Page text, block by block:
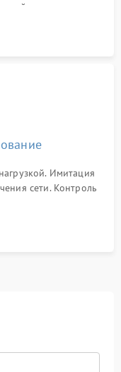
порогов
старения АКБ.
Имитация
сети. Контроль
режима и
сигнала.